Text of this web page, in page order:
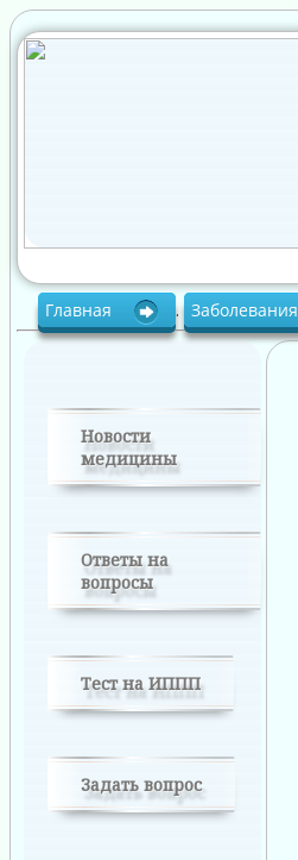
Главная . Заболевания
Новости
медицины
Ответы на
вопросы
Тест на ИППП
Задать вопрос